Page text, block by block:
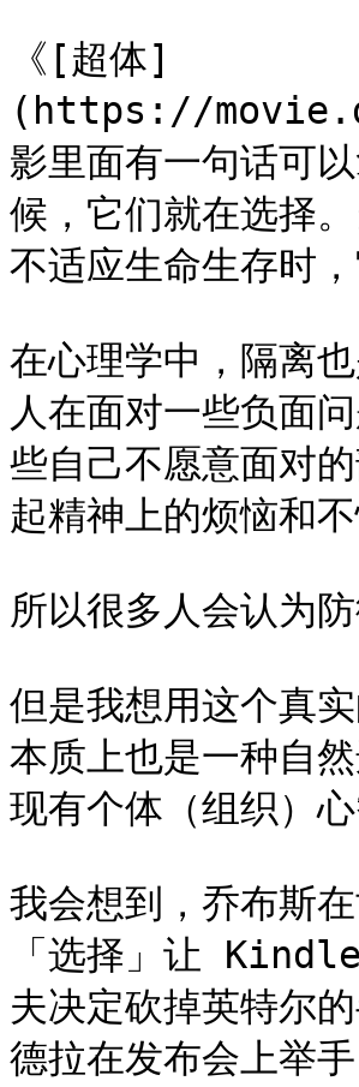
《[超体]
(https://
影里面有一句话可
候，它们就在选择
不适应生命生存时
在心理学中，隔离
人在面对一些负面
些自己不愿意面对
起精神上的烦恼和不
所以很多人会认为
但是我想用这个真
本质上也是一种自
现有个体（组织）
我会想到，乔布斯
「选择」让
夫决定砍掉英特尔
德拉在发布会上